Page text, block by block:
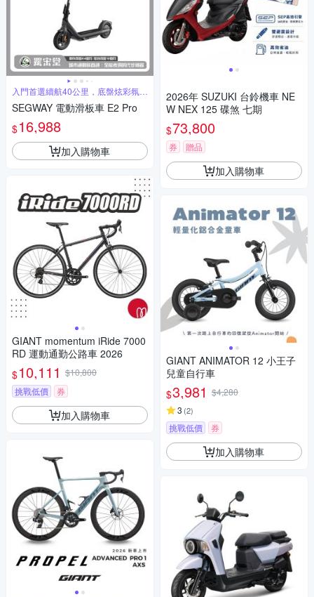
入門首選續航40公里，底盤炫彩氛圍
燈
SEGWAY 電動滑板車 E2 Pro
$16,988
加入購物車
GIANT momentum iRide 7000
RD 運動通勤公路車 2026
$10,111 $10,800
挑戰低價
券
加入購物車
2026年 SUZUKI 台鈴機車 NE
W NEX 125 碟煞 七期
$73,800
券 贈品
加入購物車
GIANT ANIMATOR 12 小王子
兒童自行車
$3,981 $4,280
3 (2)
挑戰低價 券
加入購物車